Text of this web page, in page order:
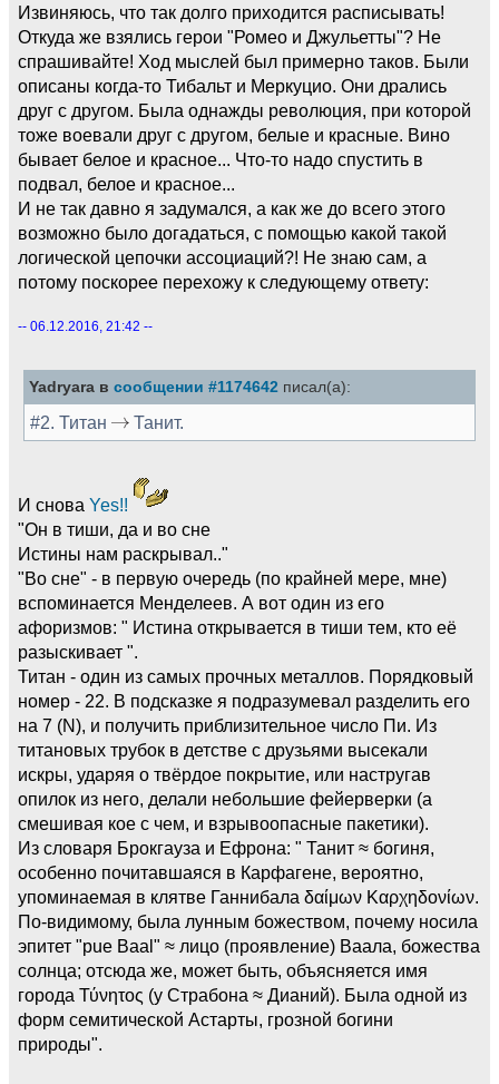
Извиняюсь, что так долго приходится расписывать!
Откуда же взялись герои "Ромео и Джульетты"? Не
спрашивайте! Ход мыслей был примерно таков. Были
описаны когда-то Тибальт и Меркуцио. Они дрались
друг с другом. Была однажды революция, при которой
тоже воевали друг с другом, белые и красные. Вино
бывает белое и красное... Что-то надо спустить в
подвал, белое и красное...
И не так давно я задумался, а как же до всего этого
возможно было догадаться, с помощью какой такой
логической цепочки ассоциаций?! Не знаю сам, а
потому поскорее перехожу к следующему ответу:
-- 06.12.2016, 21:42 --
Yadryara в сообщении #1174642 писал(а):
#2. Титан Танит.
И снова Yes!!
"Он в тиши, да и во сне
Истины нам раскрывал.."
"Во сне" - в первую очередь (по крайней мере, мне)
вспоминается Менделеев. А вот один из его
афоризмов: " Истина открывается в тиши тем, кто её
разыскивает ".
Титан - один из самых прочных металлов. Порядковый
номер - 22. В подсказке я подразумевал разделить его
на 7 (N), и получить приблизительное число Пи. Из
титановых трубок в детстве с друзьями высекали
искры, ударяя о твёрдое покрытие, или настругав
опилок из него, делали небольшие фейерверки (а
смешивая кое с чем, и взрывоопасные пакетики).
Из словаря Брокгауза и Ефрона: " Танит ≈ богиня,
особенно почитавшаяся в Карфагене, вероятно,
упоминаемая в клятве Ганнибала δαίμων Καρχηδονίων.
По-видимому, была лунным божеством, почему носила
эпитет "pue Baal" ≈ лицо (проявление) Ваала, божества
солнца; отсюда же, может быть, объясняется имя
города Τύνητος (у Страбона ≈ Дианий). Была одной из
форм семитической Астарты, грозной богини
природы".